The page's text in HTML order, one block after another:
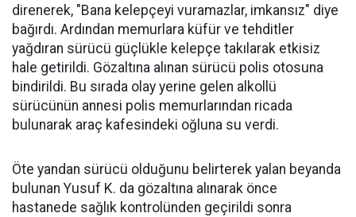
direnerek, "Bana kelepçeyi vuramazlar, imkansız" diye
bağırdı. Ardından memurlara küfür ve tehditler
yağdıran sürücü güçlükle kelepçe takılarak etkisiz
hale getirildi. Gözaltına alınan sürücü polis otosuna
bindirildi. Bu sırada olay yerine gelen alkollü
sürücünün annesi polis memurlarından ricada
bulunarak araç kafesindeki oğluna su verdi.
Öte yandan sürücü olduğunu belirterek yalan beyanda
bulunan Yusuf K. da gözaltına alınarak önce
hastanede sağlık kontrolünden geçirildi sonra